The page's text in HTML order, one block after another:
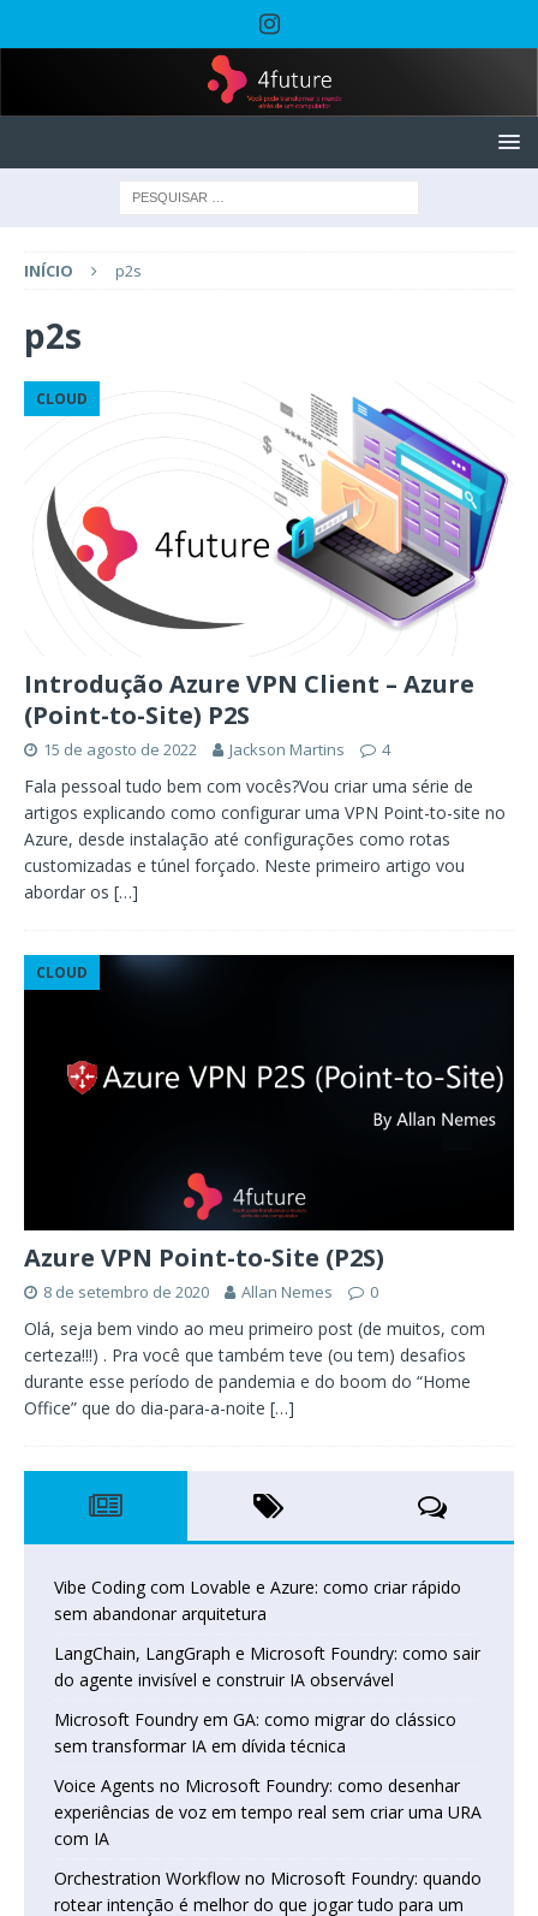
INÍCIO p2s
p2s
CLOUD
Introdução Azure VPN Client – Azure
(Point-to-Site) P2S
15 de agosto de 2022 Jackson Martins 4
Fala pessoal tudo bem com vocês?Vou criar uma série de
artigos explicando como configurar uma VPN Point-to-site no
Azure, desde instalação até configurações como rotas
customizadas e túnel forçado. Neste primeiro artigo vou
abordar os […]
CLOUD
Azure VPN Point-to-Site (P2S)
8 de setembro de 2020 Allan Nemes 0
Olá, seja bem vindo ao meu primeiro post (de muitos, com
certeza!!!) . Pra você que também teve (ou tem) desafios
durante esse período de pandemia e do boom do “Home
Office” que do dia-para-a-noite […]
Vibe Coding com Lovable e Azure: como criar rápido
sem abandonar arquitetura
LangChain, LangGraph e Microsoft Foundry: como sair
do agente invisível e construir IA observável
Microsoft Foundry em GA: como migrar do clássico
sem transformar IA em dívida técnica
Voice Agents no Microsoft Foundry: como desenhar
experiências de voz em tempo real sem criar uma URA
com IA
Orchestration Workflow no Microsoft Foundry: quando
rotear intenção é melhor do que jogar tudo para um